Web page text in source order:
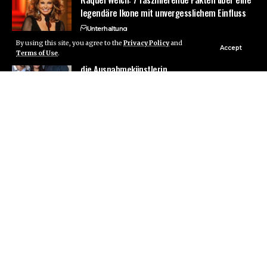
By using this site, you agree to the Privacy Policyand
Terms of Use.
Accept
legendäre Ikone mit unvergesslichem Einfluss
Unterhaltung
die Ausnahmekünstlerin